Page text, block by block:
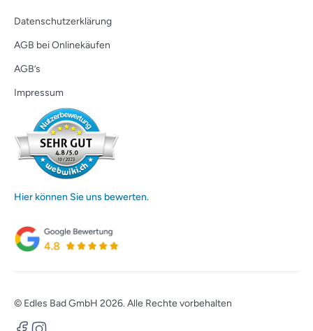
Datenschutzerklärung
AGB bei Onlinekäufen
AGB’s
Impressum
Hier können Sie uns bewerten.
© Edles Bad GmbH 2026. Alle Rechte vorbehalten